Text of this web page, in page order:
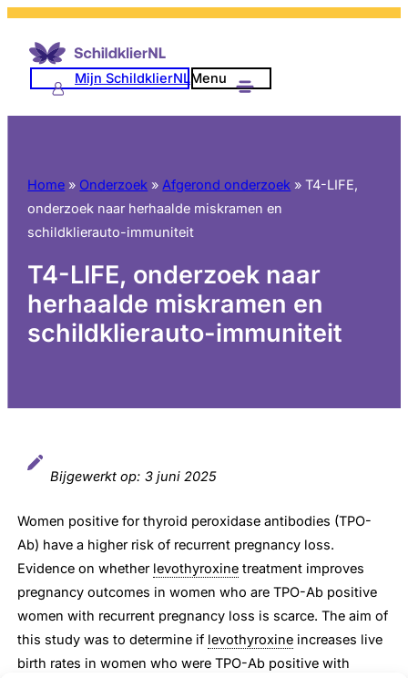
naar
Mijn SchildklierNLMenu
Home » Onderzoek »Afgerond onderzoek »T4-LIFE,
onderzoek naar herhaalde miskramen en
schildklierauto-immuniteit
T4-LIFE, onderzoek naar
herhaalde miskramen en
schildklierauto-immuniteit
Bijgewerkt op: 3 juni 2025
Women positive for thyroid peroxidase antibodies (TPO-
Ab) have a higher risk of recurrent pregnancy loss.
Evidence on whether levothyroxine treatment improves
pregnancy outcomes in women who are TPO-Ab positive
women with recurrent pregnancy loss is scarce. The aim of
this study was to determine if levothyroxine increases live
birth rates in women who were TPO-Ab positive with